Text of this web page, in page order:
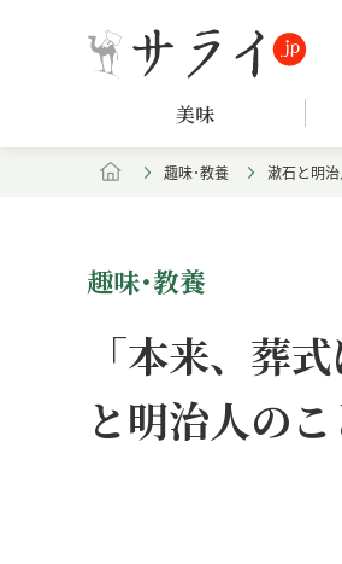
美味
趣味･教養 漱石と明
趣味･教養
「本来、葬
と明治人のこ